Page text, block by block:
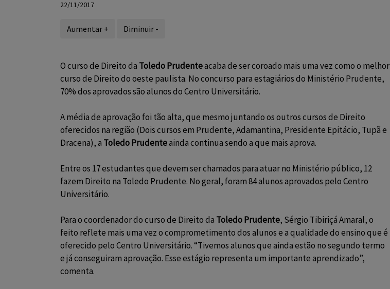
22/11/2017
Aumentar + Diminuir -
O curso de Direito da Toledo Prudenteacaba de ser coroado mais uma vez como o melhor
curso de Direito do oeste paulista. No concurso para estagiários do Ministério Prudente,
70% dos aprovados são alunos do Centro Universitário.
A média de aprovação foi tão alta, que mesmo juntando os outros cursos de Direito
oferecidos na região (Dois cursos em Prudente, Adamantina, Presidente Epitácio, Tupã e
Dracena), a Toledo Prudenteainda continua sendo a que mais aprova.
Entre os 17 estudantes que devem ser chamados para atuar no Ministério público, 12
fazem Direito na Toledo Prudente. No geral, foram 84 alunos aprovados pelo Centro
Universitário.
Para o coordenador do curso de Direito da Toledo Prudente, Sérgio Tibiriçá Amaral, o
feito reflete mais uma vez o comprometimento dos alunos e a qualidade do ensino que é
oferecido pelo Centro Universitário. “Tivemos alunos que ainda estão no segundo termo
e já conseguiram aprovação. Esse estágio representa um importante aprendizado”,
comenta.